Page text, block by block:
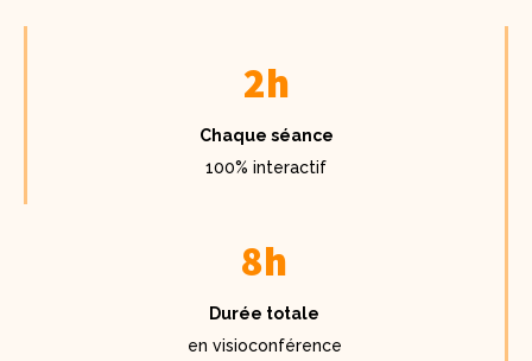
2h
Chaque séance
100% interactif
8h
Durée totale
en visioconférence